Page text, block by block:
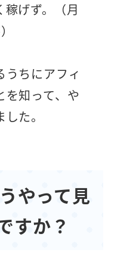
げず。（月
うちにアフィ
を知って、や
た。
やって見
すか？